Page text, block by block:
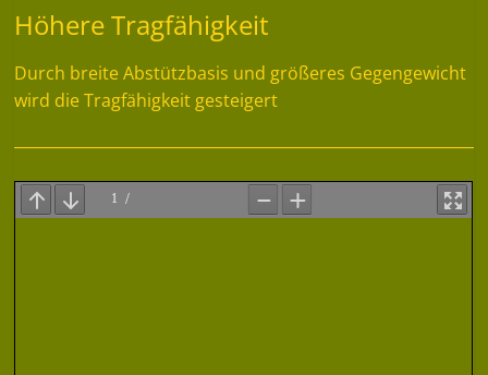
Höhere Tragfähigkeit
Durch breite Abstützbasis und größeres Gegengewicht
wird die Tragfähigkeit gesteigert